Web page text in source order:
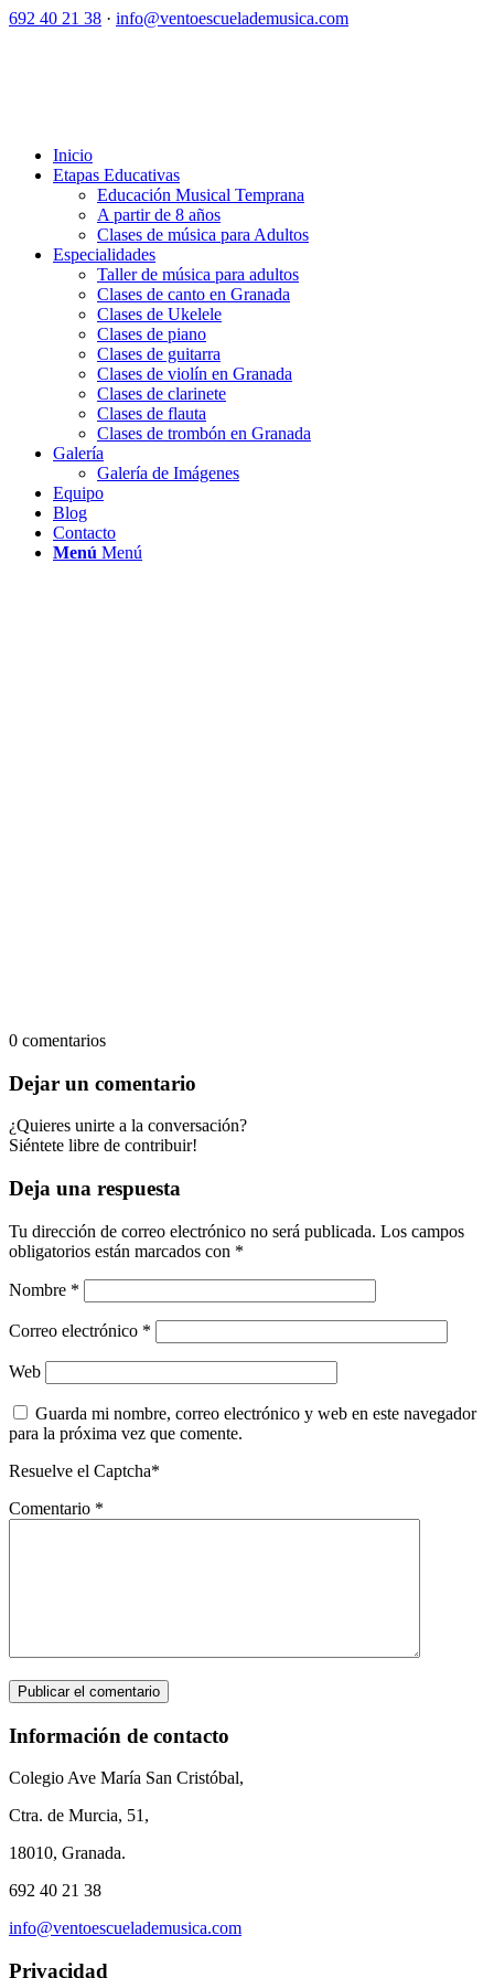
692 40 21 38 · info@ventoescuelademusica.com
Inicio
Etapas Educativas
Educación Musical Temprana
A partir de 8 años
Clases de música para Adultos
Especialidades
Taller de música para adultos
Clases de canto en Granada
Clases de Ukelele
Clases de piano
Clases de guitarra
Clases de violín en Granada
Clases de clarinete
Clases de flauta
Clases de trombón en Granada
Galería
Galería de Imágenes
Equipo
Blog
Contacto
Menú Menú
0 comentarios
Dejar un comentario
¿Quieres unirte a la conversación?
Siéntete libre de contribuir!
Deja una respuesta
Tu dirección de correo electrónico no será publicada. Los campos
obligatorios están marcados con *
Nombre *
Correo electrónico *
Web
Guarda mi nombre, correo electrónico y web en este navegador
para la próxima vez que comente.
Resuelve el Captcha*
Comentario *
Información de contacto
Colegio Ave María San Cristóbal,
Ctra. de Murcia, 51,
18010, Granada.
692 40 21 38
info@ventoescuelademusica.com
Privacidad